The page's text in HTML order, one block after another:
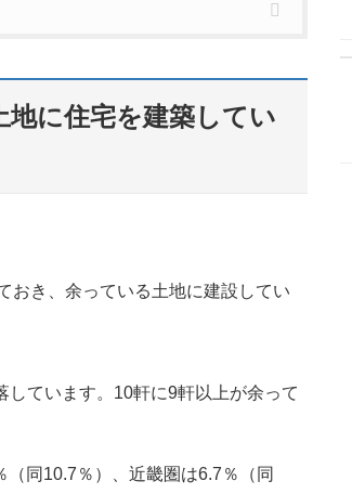
地に住宅を建築してい
おき、余っている土地に建設してい
ています。10軒に9軒以上が余って
同10.7％）、近畿圏は6.7％（同